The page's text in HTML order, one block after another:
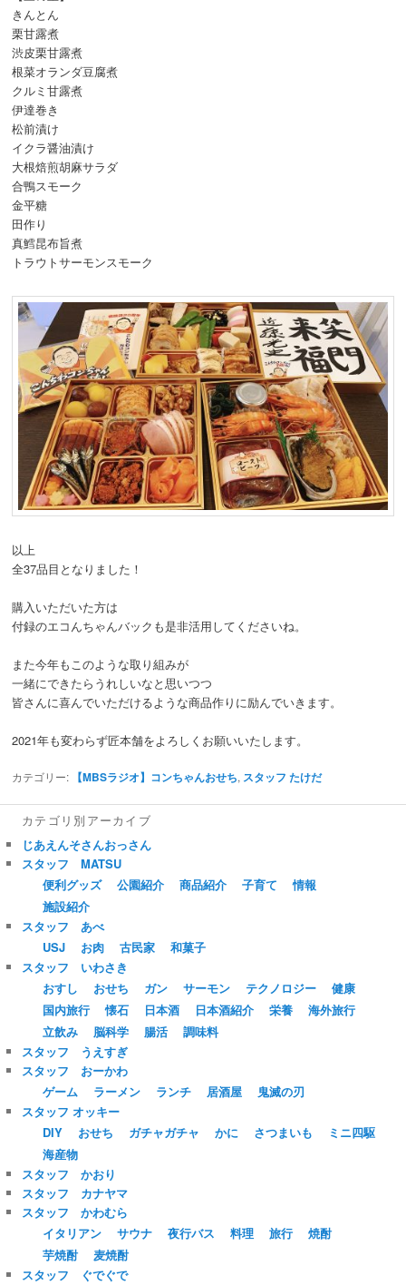
きんとん
栗甘露煮
渋皮栗甘露煮
根菜オランダ豆腐煮
クルミ甘露煮
伊達巻き
松前漬け
イクラ醤油漬け
大根焙煎胡麻サラダ
合鴨スモーク
金平糖
田作り
真鱈昆布旨煮
トラウトサーモンスモーク
以上
全37品目となりました！
購入いただいた方は
付録のエコんちゃんバックも是非活用してくださいね。
また今年もこのような取り組みが
一緒にできたらうれしいなと思いつつ
皆さんに喜んでいただけるような商品作りに励んでいきます。
2021年も変わらず匠本舗をよろしくお願いいたします。
カテゴリー: 【MBSラジオ】コンちゃんおせち, スタッフ たけだ
カテゴリ別アーカイブ
じあえんそさんおっさん
スタッフ MATSU
便利グッズ
公園紹介 商品紹介 子育て
情報
施設紹介
スタッフ あべ
USJ
お肉 古民家
和菓子
スタッフ いわさき
おすし
おせち ガン サーモン テクノロジー
健康
国内旅行
懐石 日本酒 日本酒紹介 栄養
海外旅行
立飲み
脳科学 腸活
調味料
スタッフ うえすぎ
スタッフ おーかわ
ゲーム
ラーメン ランチ 居酒屋
鬼滅の刃
スタッフ オッキー
DIY
おせち ガチャガチャ かに さつまいも
ミニ四駆
海産物
スタッフ かおり
スタッフ カナヤマ
スタッフ かわむら
イタリアン
サウナ 夜行バス 料理 旅行
焼酎
芋焼酎
麦焼酎
スタッフ ぐでぐで